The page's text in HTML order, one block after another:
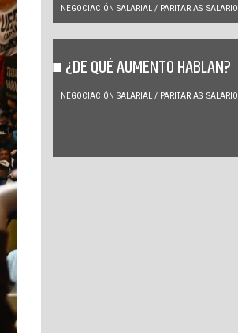
NEGOCIACIÓN SALARIAL / PARITARIAS SALARIO
¿DE QUÉ AUMENTO HABLAN?
NEGOCIACIÓN SALARIAL / PARITARIAS SALARIO